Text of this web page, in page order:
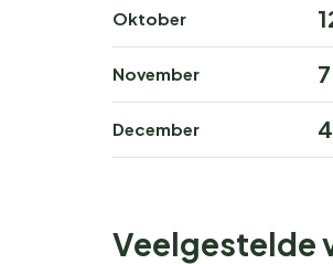
Oktober
November
December
Veelgestelde